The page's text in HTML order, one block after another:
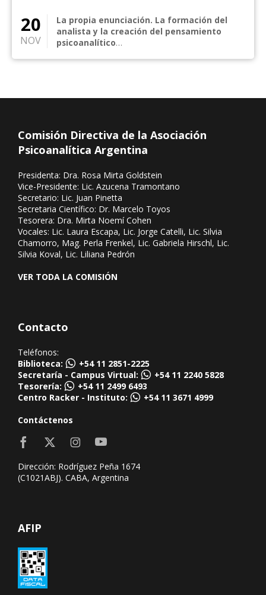
A...
20
NOV
La propia enunciación. La formación del
analista y la creación del pensamiento
psicoanalítico
Comisión Directiva de la Asociación
Psicoanalítica Argentina
Presidenta: Dra. Rosa Mirta Goldstein
Vice-Presidente: Lic. Azucena Tramontano
Secretario: Lic. Juan Pinetta
Secretaria Científico: Dr. Marcelo Toyos
Tesorera: Dra. Mirta Noemí Cohen
Vocales: Lic. Laura Escapa, Lic. Jorge Catelli, Lic. Silvia
Chamorro, Mag. Perla Frenkel, Lic. Gabriela Hirschl, Lic.
Silvia Koval, Lic. Liliana Pedrón
VER TODA LA COMISIÓN
Contacto
Teléfonos:
Biblioteca:
+54 11 2851-2225
Secretaría - Campus Virtual:
+54 11 2240 5828
Tesorería:
+54 11 2499 6493
Centro Racker - Instituto:
+54 11 3671 4999
Contáctenos
Dirección: Rodríguez Peña 1674
(C1021ABJ). CABA, Argentina
AFIP